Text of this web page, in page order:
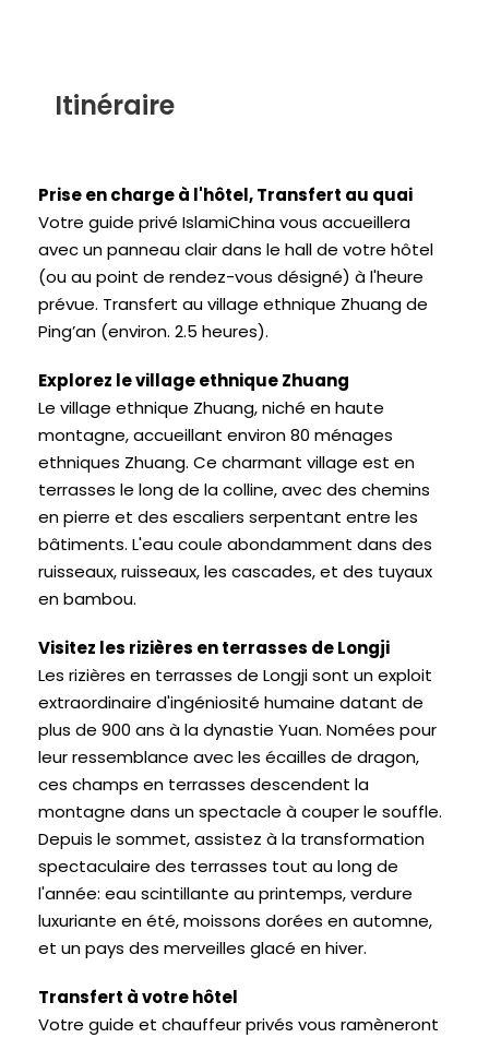
Itinéraire
Prise en charge à l'hôtel, Transfert au quai
Votre guide privé IslamiChina vous accueillera
avec un panneau clair dans le hall de votre hôtel
(ou au point de rendez-vous désigné) à l'heure
prévue. Transfert au village ethnique Zhuang de
Ping’an (environ. 2.5 heures).
Explorez le village ethnique Zhuang
Le village ethnique Zhuang, niché en haute
montagne, accueillant environ 80 ménages
ethniques Zhuang. Ce charmant village est en
terrasses le long de la colline, avec des chemins
en pierre et des escaliers serpentant entre les
bâtiments. L'eau coule abondamment dans des
ruisseaux, ruisseaux, les cascades, et des tuyaux
en bambou.
Visitez les rizières en terrasses de Longji
Les rizières en terrasses de Longji sont un exploit
extraordinaire d'ingéniosité humaine datant de
plus de 900 ans à la dynastie Yuan. Nomées pour
leur ressemblance avec les écailles de dragon,
ces champs en terrasses descendent la
montagne dans un spectacle à couper le souffle.
Depuis le sommet, assistez à la transformation
spectaculaire des terrasses tout au long de
l'année: eau scintillante au printemps, verdure
luxuriante en été, moissons dorées en automne,
et un pays des merveilles glacé en hiver.
Transfert à votre hôtel
Votre guide et chauffeur privés vous ramèneront